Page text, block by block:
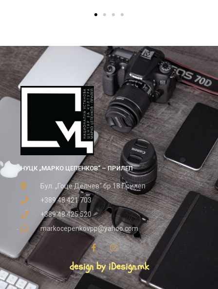
НУЦК „МАРКО ЦЕПЕНКОВ“ – ПРИЛЕП
Бул. „Гоце Делчев“ бр.18 Прилеп
+389 48 421 703
+389 48 425 520
markocepenkovpp@yahoo.com
design by iDesign.mk